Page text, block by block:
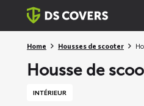
Skiplinks
Home Housses de scooter
Housse de
INTÉRIEUR